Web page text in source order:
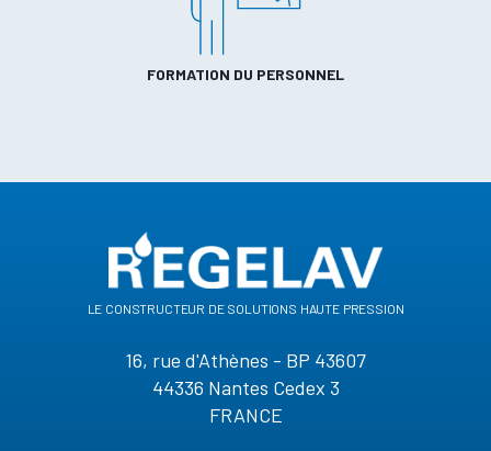
FORMATION DU PERSONNEL
le constructeur de solutions haute pression
16, rue d'Athènes - BP 43607
44336 Nantes Cedex 3
FRANCE